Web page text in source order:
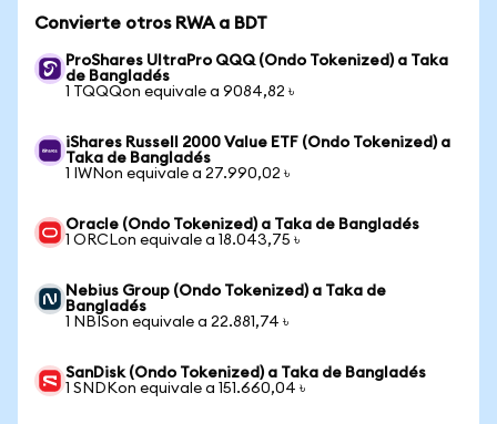
Convierte otros RWA a BDT
ProShares UltraPro QQQ (Ondo Tokenized) a Taka
de Bangladés
1 TQQQon equivale a 9084,82 ৳
iShares Russell 2000 Value ETF (Ondo Tokenized) a
Taka de Bangladés
1 IWNon equivale a 27.990,02 ৳
Oracle (Ondo Tokenized) a Taka de Bangladés
1 ORCLon equivale a 18.043,75 ৳
Nebius Group (Ondo Tokenized) a Taka de
Bangladés
1 NBISon equivale a 22.881,74 ৳
SanDisk (Ondo Tokenized) a Taka de Bangladés
1 SNDKon equivale a 151.660,04 ৳